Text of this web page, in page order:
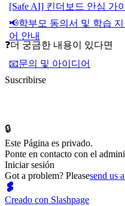
[Safe AI] 킨더보드 안심 가
📢학부모 동의서 및 학습 지
어 안내
❓더 궁금한 내용이 있다면
📧문의 및 아이디어
Suscribirse
🔒
Este Página es privado.
Ponte en contacto con el
Iniciar sesión
Got a problem? Pleasesend us
Creado con Slashpage